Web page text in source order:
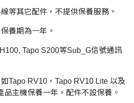
等其它配件，不提供保養服務。
養期為一年。
Tapo S200等Sub_G信號通訊
Tapo RV10，Tapo RV10 Lite 以及
品主機保養一年，配件不設保養。